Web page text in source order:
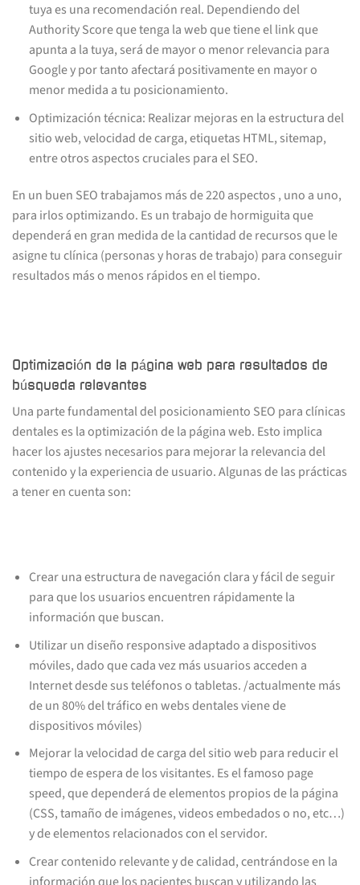
tuya es una recomendación real. Dependiendo del
Authority Score que tenga la web que tiene el link que
apunta a la tuya, será de mayor o menor relevancia para
Google y por tanto afectará positivamente en mayor o
menor medida a tu posicionamiento.
Optimización técnica: Realizar mejoras en la estructura del
sitio web, velocidad de carga, etiquetas HTML, sitemap,
entre otros aspectos cruciales para el SEO.
En un buen SEO trabajamos más de 220 aspectos , uno a uno,
para irlos optimizando. Es un trabajo de hormiguita que
dependerá en gran medida de la cantidad de recursos que le
asigne tu clínica (personas y horas de trabajo) para conseguir
resultados más o menos rápidos en el tiempo.
Optimización de la página web para resultados de
búsqueda relevantes
Una parte fundamental del posicionamiento SEO para clínicas
dentales es la optimización de la página web. Esto implica
hacer los ajustes necesarios para mejorar la relevancia del
contenido y la experiencia de usuario. Algunas de las prácticas
a tener en cuenta son:
Crear una estructura de navegación clara y fácil de seguir
para que los usuarios encuentren rápidamente la
información que buscan.
Utilizar un diseño responsive adaptado a dispositivos
móviles, dado que cada vez más usuarios acceden a
Internet desde sus teléfonos o tabletas. /actualmente más
de un 80% del tráfico en webs dentales viene de
dispositivos móviles)
Mejorar la velocidad de carga del sitio web para reducir el
tiempo de espera de los visitantes. Es el famoso page
speed, que dependerá de elementos propios de la página
(CSS, tamaño de imágenes, videos embedados o no, etc…)
y de elementos relacionados con el servidor.
Crear contenido relevante y de calidad, centrándose en la